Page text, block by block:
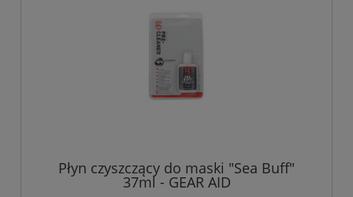
Płyn czyszczący do maski "Sea Buff"
37ml - GEAR AID